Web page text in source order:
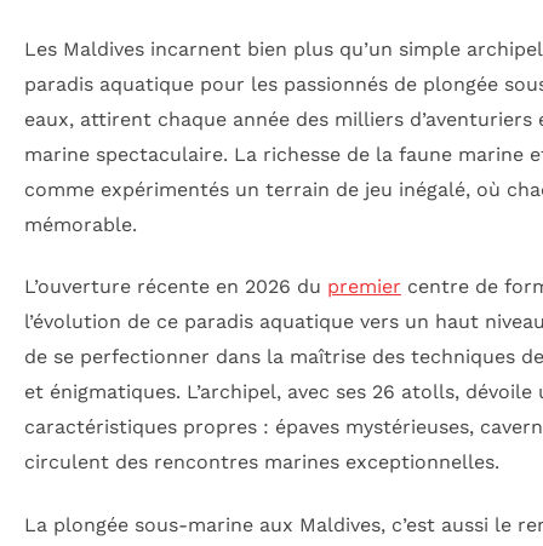
Les Maldives incarnent bien plus qu’un simple
paradis aquatique pour les passionnés de plongée
eaux, attirent chaque année des milliers
marine spectaculaire. La richesse de la faune
comme expérimentés un terrain de jeu inégalé, où
mémorable.
L’ouverture récente en 2026 du premier centre de
l’évolution de ce paradis aquatique vers un haut
de se perfectionner dans la maîtrise des techniques
et énigmatiques. L’archipel, avec ses 26 atolls,
caractéristiques propres : épaves mystérieuses,
circulent des rencontres marines exceptionnelles.
La plongée sous-marine aux Maldives, c’est aussi le